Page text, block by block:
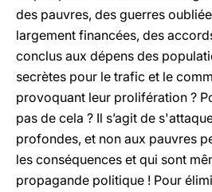
des pauvres, des guerres
largement financées, des
conclus aux dépens des
secrètes pour le trafic et le
provoquant leur prolifération ?
pas de cela ? Il s’agit de
profondes, et non aux pauvres
les conséquences et qui sont
propagande politique ! Pour